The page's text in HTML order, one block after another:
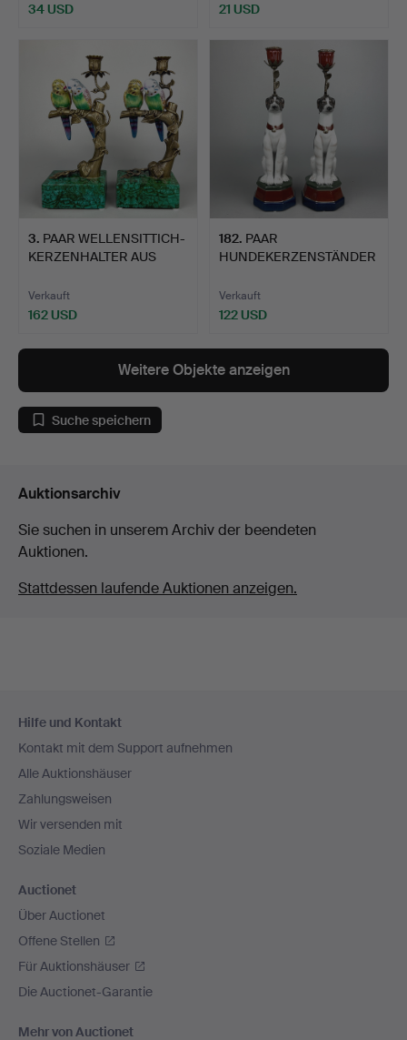
34 USD 21 USD
3. PAAR WELLENSITTICH-
KERZENHALTER AUS
Verkauft
162 USD
182. PAAR
HUNDEKERZENSTÄNDER
Verkauft
122 USD
Weitere Objekte anzeigen
Suche speichern
Auktionsarchiv
Sie suchen in unserem Archiv der beendeten
Auktionen.
Stattdessen laufende Auktionen anzeigen.
Navigation
Hilfe und Kontakt
Kontakt mit dem Support aufnehmen
Alle Auktionshäuser
Zahlungsweisen
Wir versenden mit
Soziale Medien
Auctionet
Über Auctionet
Offene Stellen
Für Auktionshäuser
Die Auctionet-Garantie
Mehr von Auctionet